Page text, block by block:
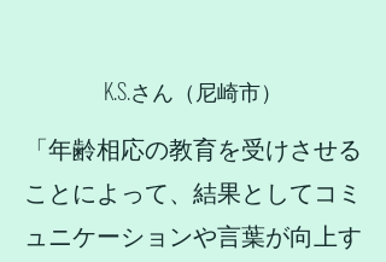
K.S.さん​（尼崎市）
「年齢相応の教育を受けさせる
ことによって、結果としてコミ
ュニケーションや言葉が向上す